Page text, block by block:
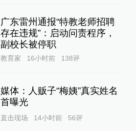
广东雷州通报“特教老师招聘
存在违规”：启动问责程序，
副校长被停职
教育家 16小时前 138评
媒体：人贩子“梅姨”真实姓名
首曝光
直击现场 14小时前 56评